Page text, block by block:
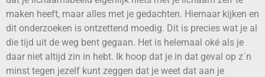
maken heeft, maar alles met je gedachten. Hiernaar kijken en
dit onderzoeken is ontzettend moedig. Dit is precies wat je al
die tijd uit de weg bent gegaan. Het is helemaal oké als je
daar niet altijd zin in hebt. Ik hoop dat je in dat geval op z´n
minst tegen jezelf kunt zeggen dat je weet dat aan je